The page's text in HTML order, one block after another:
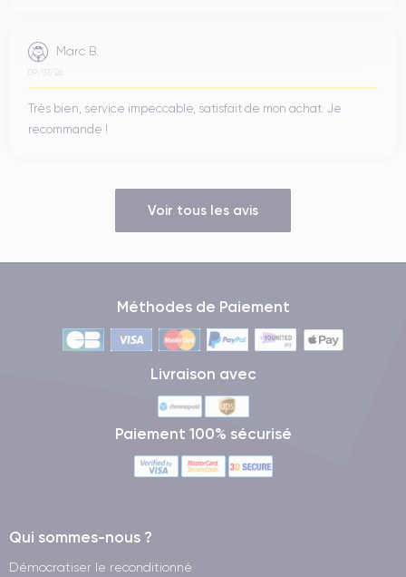
Marc B.
09/07/26
Très bien, service impeccable, satisfait de mon achat. Je
recommande !
Voir tous les avis
Méthodes de Paiement
Livraison avec
Paiement 100% sécurisé
Qui sommes-nous ?
Démocratiser le reconditionné